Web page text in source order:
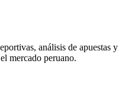
análisis de apuestas y
mercado peruano.